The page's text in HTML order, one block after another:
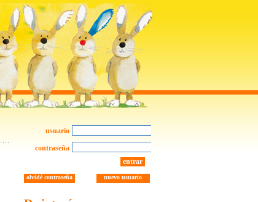
usuario
contraseña
entrar
nuevo usuario
olvidé contraseña